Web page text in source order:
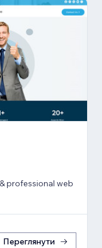
professional web
Переглянути